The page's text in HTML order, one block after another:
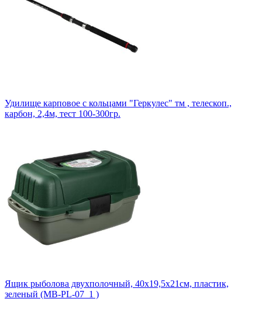
Удилище карповое с кольцами "Геркулес" тм , телескоп.,
карбон, 2,4м, тест 100-300гр.
Ящик рыболова двухполочный, 40x19,5x21см, пластик,
зеленый (MB-PL-07_1 )